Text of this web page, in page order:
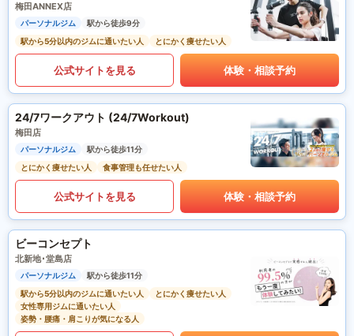
梅田ANNEX店
パーソナルジム
駅から徒歩9分
駅から5分以内のジムに通いたい人
とにかく痩せたい人
公式サイトを見る 体験・相談予約
24/7ワークアウト (24/7Workout)
梅田店
パーソナルジム
駅から徒歩11分
とにかく痩せたい人
食事管理も任せたい人
公式サイトを見る 体験・相談予約
ビーコンセプト
北新地･堂島店
パーソナルジム
駅から徒歩11分
駅から5分以内のジムに通いたい人
とにかく痩せたい人
女性専用ジムに通いたい人
姿勢・腰痛・肩こりが気になる人